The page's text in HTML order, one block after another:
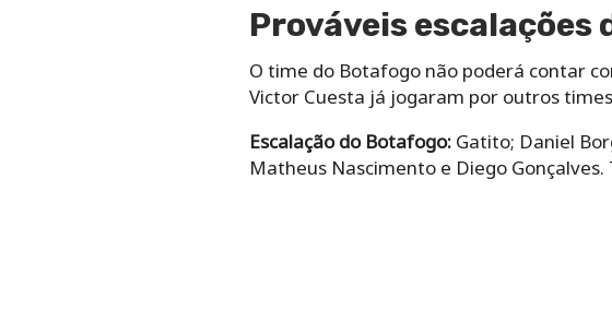
Prováveis escalações
O time do Botafogo não poderá contar
Victor Cuesta já jogaram por outros
Escalação do Botafogo:Gatito; Daniel
Matheus Nascimento e Diego Gonçalves.